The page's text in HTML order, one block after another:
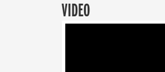
VIDEO